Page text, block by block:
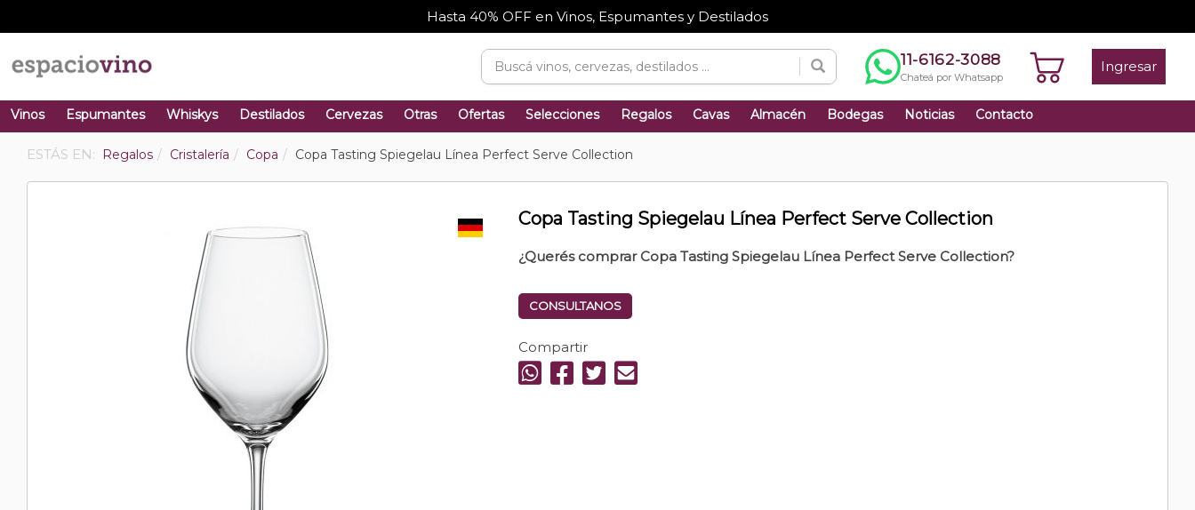
Hasta 40% OFF en Vinos, Espumantes y Destilados
11-6162-3088
Chateá por Whatsapp
Ingresar
Vinos Espumantes Whiskys Destilados Cervezas Otras Ofertas Selecciones Regalos Cavas Almacén Bodegas Noticias Contacto
ESTÁS EN: Regalos Cristalería Copa Copa Tasting Spiegelau Línea Perfect Serve Collection
Copa Tasting Spiegelau Línea Perfect Serve Collection
¿Querés comprar Copa Tasting Spiegelau Línea Perfect Serve Collection?
CONSULTANOS
Compartir